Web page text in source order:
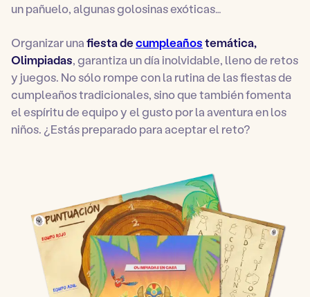
un pañuelo, algunas golosinas exóticas…
Organizar unafiesta decumpleañostemática,
Olimpiadas, garantiza un día inolvidable, lleno de retos
y juegos. No sólo rompe con la rutina de las fiestas de
cumpleaños tradicionales, sino que también fomenta
el espíritu de equipo y el gusto por la aventura en los
niños. ¿Estás preparado para aceptar el reto?